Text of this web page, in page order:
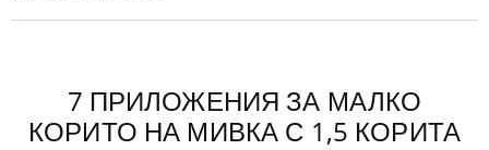
7 ПРИЛОЖЕНИЯ ЗА МАЛКО
КОРИТО НА МИВКА С 1,5 КОРИТА